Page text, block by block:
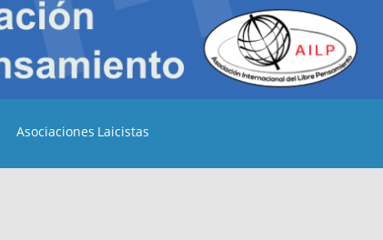
Asociaciones Laicistas